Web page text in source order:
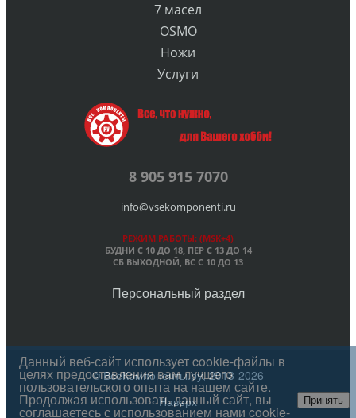
7 масел
OSMO
Ножи
Услуги
8 905 915 7070
info@vsekomponenti.ru
РЕЖИМ РАБОТЫ: (MSK+4)
БУДНИ С 10 ДО 18, ПЕРС 13 ДО 14
СБ ВЫХОДНОЙ, ВС С 10 ДО 13
Персональный раздел
© ВсеКомпоненты.ру, 2013-2026
Наверх
Данный веб-сайт использует cookie-файлы в
целях предоставления вам лучшего
пользовательского опыта на нашем сайте.
Продолжая использовать данный сайт, вы
соглашаетесь с использованием нами cookie-
Принять